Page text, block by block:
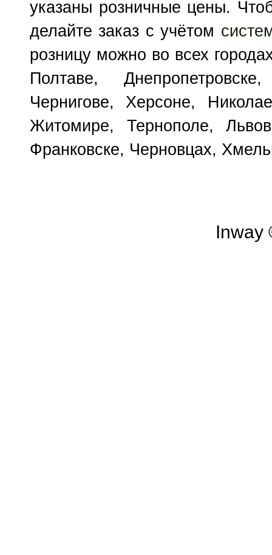
указаны розничные цены.
делайте заказ с учётом
розницу можно во всех
Полтаве,
Чернигове, Херсоне,
Житомире, Тернополе,
Франковске, Черновцах,
Inway